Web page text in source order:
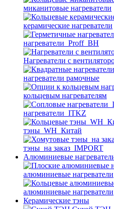
миканитовые нагреватели
керамические нагреватели
нагреватели_Proff_BH
Нагреватели с
нагреватели рамочные
кольцевым нагревателям
нагреватели_ITKZ
тэны_WH_Китай
тэны_на заказ_IMPORT
Алюминиевые
алюминиевые нагреватели
алюминиевые нагреватели
Керамические тэны